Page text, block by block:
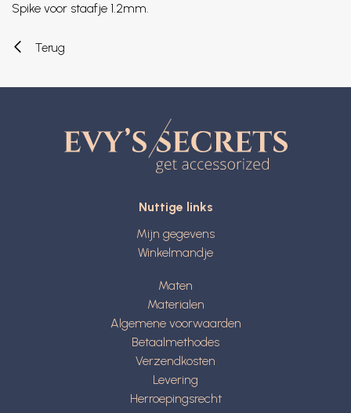
Spike voor staafje 1.2mm.
Terug
Nuttige links
Mijn gegevens
Winkelmandje
Maten
Materialen
Algemene voorwaarden
Betaalmethodes
Verzendkosten
Levering
Herroepingsrecht